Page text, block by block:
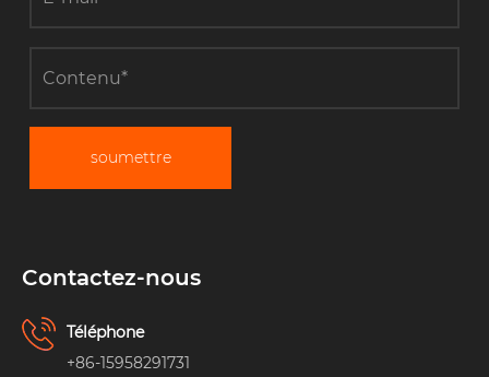
soumettre
Contactez-nous
Téléphone
+86-15958291731